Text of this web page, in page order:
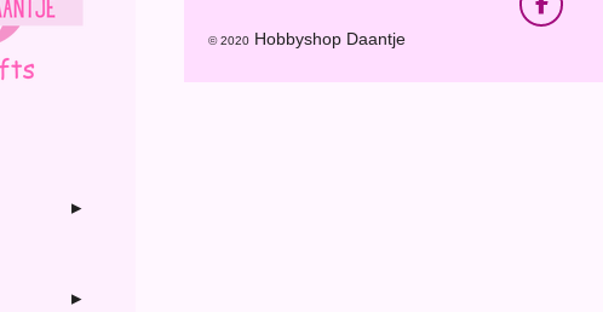
F
a
© 2020 Hobbyshop Daantje